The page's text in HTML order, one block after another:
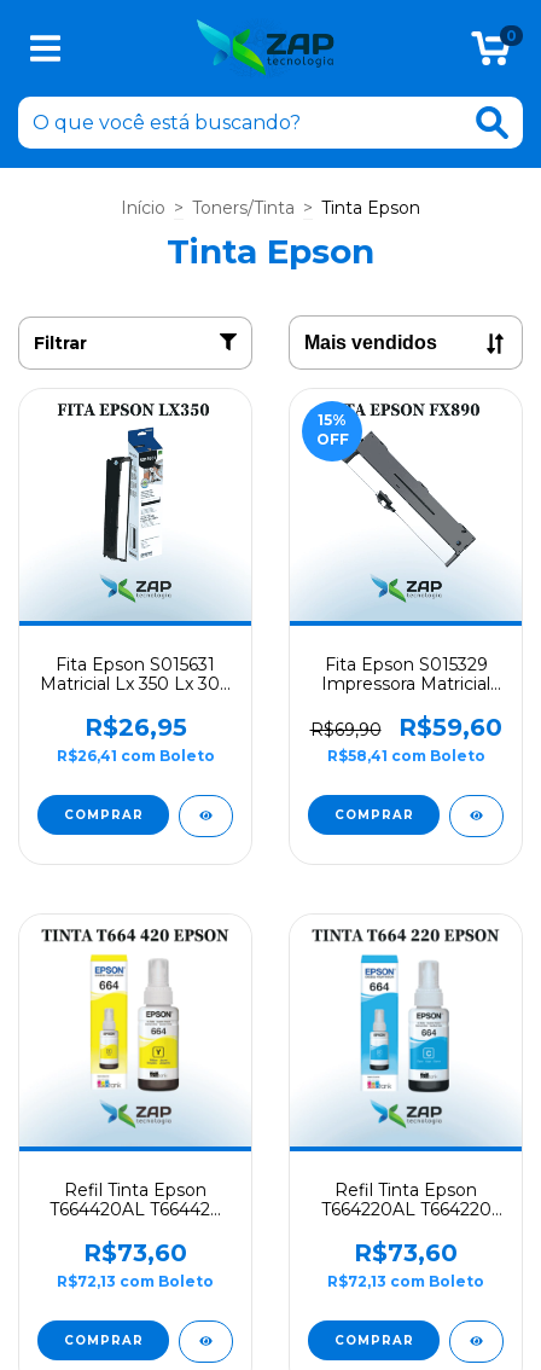
0
Início > Toners/Tinta > Tinta Epson
Tinta Epson
Filtrar
Fita Epson S015631
Matricial Lx 350 Lx 300
R$26,95
R$26,41 com Boleto
15%
OFF
Fita Epson S015329
Impressora Matricial
R$69,90
R$59,60
R$58,41 com Boleto
Refil Tinta Epson
T664420AL T664420
Originall
R$73,60
R$72,13 com Boleto
Refil Tinta Epson
T664220AL T664220
Originall
R$73,60
R$72,13 com Boleto